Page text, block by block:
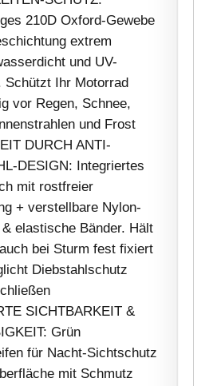
210D Oxford-Gewebe
extrem
und UV-
Schützt Ihr Motorrad
vor Regen, Schnee,
und Frost
DURCH ANTI-
DESIGN: Integriertes
mit rostfreier
+ verstellbare Nylon-
elastische Bänder. Hält
bei Sturm fest fixiert
Diebstahlschutz
SICHTBARKEIT &
Grün
für Nacht-Sichtschutz
mit Schmutz